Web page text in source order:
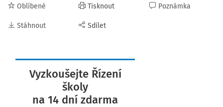
Oblíbené
Stáhnout
Tisknout
Sdílet
Poznámka
Vyzkoušejte Řízení
školy
na 14 dní zdarma